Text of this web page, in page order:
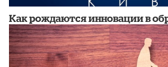
Как рождаются инновации в